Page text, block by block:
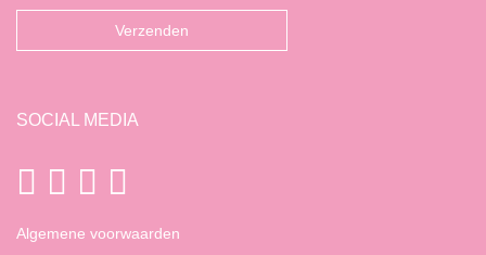
SOCIAL MEDIA
Algemene voorwaarden